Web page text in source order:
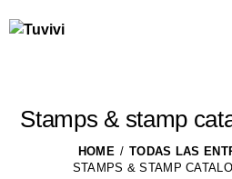
Stamps & stamp
HOME TODAS LAS
STAMPS & STAMP